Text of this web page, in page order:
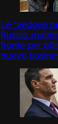
Le “vedove
Russia:
fronte per
nuovo